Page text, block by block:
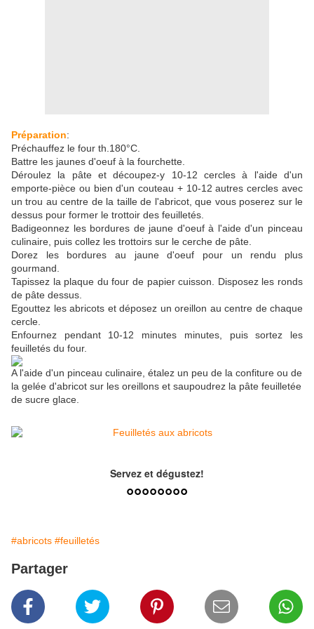
Préparation:
Préchauffez le four th.180°C.
Battre les jaunes d'oeuf à la fourchette.
Déroulez la pâte et découpez-y 10-12 cercles à l'aide d'un
emporte-pièce ou bien d'un couteau + 10-12 autres cercles avec
un trou au centre de la taille de l'abricot, que vous poserez sur le
dessus pour former le trottoir des feuilletés.
Badigeonnez les bordures de jaune d'oeuf à l'aide d'un pinceau
culinaire, puis collez les trottoirs sur le cerche de pâte.
Dorez les bordures au jaune d'oeuf pour un rendu plus
gourmand.
Tapissez la plaque du four de papier cuisson. Disposez les ronds
de pâte dessus.
Egouttez les abricots et déposez un oreillon au centre de chaque
cercle.
Enfournez pendant 10-12 minutes minutes, puis sortez les
feuilletés du four.
A l'aide d'un pinceau culinaire, étalez un peu de la confiture ou de
la gelée d'abricot sur les oreillons et saupoudrez la pâte feuilletée
de sucre glace.
Servez et dégustez!
°°°°°°°°
#abricots #feuilletés
Partager